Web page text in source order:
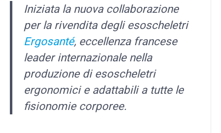
Iniziata la nuova collaborazione
per la rivendita degli esoscheletri
Ergosanté, eccellenza francese
leader internazionale nella
produzione di esoscheletri
ergonomici e adattabili a tutte le
fisionomie corporee.